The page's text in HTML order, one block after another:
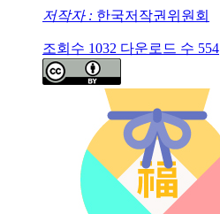
저작자 : 한국저작권위원회
조회수 1032 다운로드 수 554